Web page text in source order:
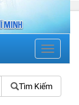
Toggle
Tìm Kiếm